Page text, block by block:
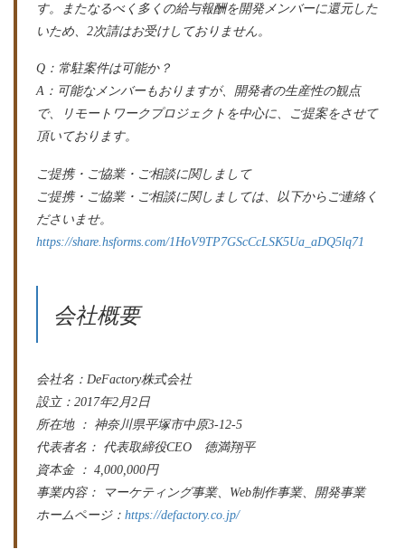
す。またなるべく多くの給与報酬を開発メンバーに還元した
いため、2次請はお受けしておりません。
Q：常駐案件は可能か？
A：可能なメンバーもおりますが、開発者の生産性の観点
で、リモートワークプロジェクトを中心に、ご提案をさせて
頂いております。
ご提携・ご協業・ご相談に関しまして
ご提携・ご協業・ご相談に関しましては、以下からご連絡く
ださいませ。
https://share.hsforms.com/1HoV9TP7GScCcLSK5Ua_aDQ5lq71
会社概要
会社名：DeFactory株式会社
設立：2017年2月2日
所在地 ： 神奈川県平塚市中原3-12-5
代表者名： 代表取締役CEO 徳満翔平
資本金 ： 4,000,000円
事業内容： マーケティング事業、Web制作事業、開発事業
ホームページ： https://defactory.co.jp/